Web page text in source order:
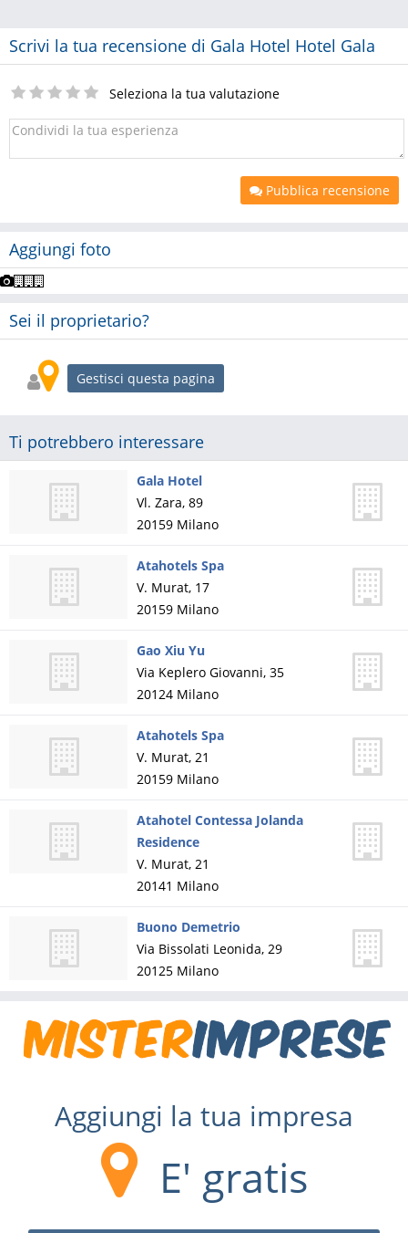
Scrivi la tua recensione di Gala Hotel Hotel Gala
Seleziona la tua valutazione
Pubblica recensione
Aggiungi foto
Sei il proprietario?
Gestisci questa pagina
Ti potrebbero interessare
Gala Hotel
Vl. Zara, 89
20159 Milano
Atahotels Spa
V. Murat, 17
20159 Milano
Gao Xiu Yu
Via Keplero Giovanni, 35
20124 Milano
Atahotels Spa
V. Murat, 21
20159 Milano
Atahotel Contessa Jolanda
Residence
V. Murat, 21
20141 Milano
Buono Demetrio
Via Bissolati Leonida, 29
20125 Milano
Aggiungi la tua impresa
E' gratis